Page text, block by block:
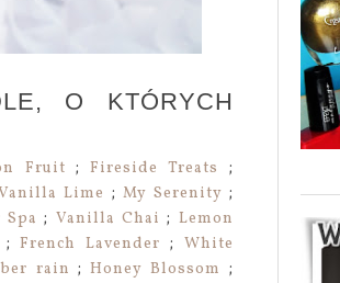
O KTÓRYCH
Fruit ;Fireside Treats
;
Lime ; My Serenity ;
Spa ; Vanilla Chai ; Lemon
;French Lavender ; White
rain ;Honey Blossom ;